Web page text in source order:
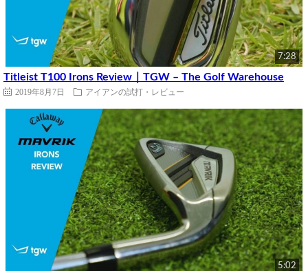
7:28
Titleist T100 Irons Review｜TGW – The Golf Warehouse
2019年8月7日 アイアンの試打・レビュー
5:02